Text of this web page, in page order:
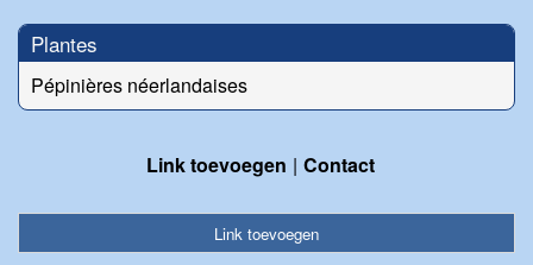
Plantes
Pépinières néerlandaises
Link toevoegen Contact
Link toevoegen